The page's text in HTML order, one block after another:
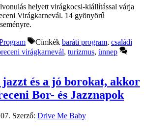
helyett virágkocsi-kiállítással várja
Virágkarnevál. 14 gyönyörű
Címkék baráti program, családi
virágkarnevál, turizmus, ünnep
jazzt és a jó borokat, akkor
Bor- és Jazznapok
Szerző: Drive Me Baby